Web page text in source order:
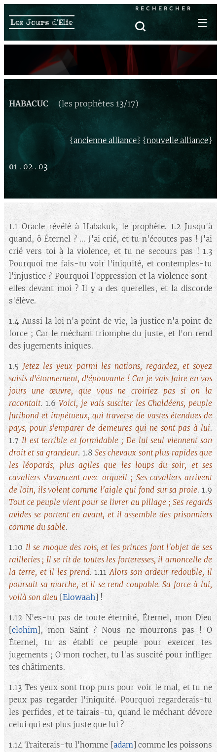
Les Jours d'Elie
RECHERCHER
HABACUC (les prophètes 13/17)
{ancienne alliance} {nouvelle alliance}
01 . 02 . 03
1.1 Oracle révélé à Habakuk, le prophète. 1.2 Jusqu'à
quand, ô Éternel ? ... J'ai crié, et tu n'écoutes pas ! J'ai
crié vers toi à la violence, et tu ne secours pas ! 1.3
Pourquoi me fais-tu voir l'iniquité, et contemples-tu
l'injustice ? Pourquoi l'oppression et la violence sont-
elles devant moi ? Il y a des querelles, et la discorde
s'élève.
1.4 Aussi la loi n'a point de vie, la justice n'a point de
force ; Car le méchant triomphe du juste, et l'on rend
des jugements iniques.
1.5 Jetez les yeux parmi les nations, regardez, et soyez
saisis d'étonnement, d'épouvante ! Car je vais faire en vos
jours une œuvre, que vous ne croiriez pas si on la
racontait. 1.6Voici, je vais susciter les Chaldéens, peuple
furibond et impétueux, qui traverse de vastes étendues de
pays, pour s'emparer de demeures qui ne sont pas à lui.
1.7 Il est terrible et formidable ; De lui seul viennent son
droit et sa grandeur. 1.8Ses chevaux sont plus rapides que
les léopards, plus agiles que les loups du soir, et ses
cavaliers s'avancent avec orgueil ; Ses cavaliers arrivent
de loin, ils volent comme l'aigle qui fond sur sa proie. 1.9
Tout ce peuple vient pour se livrer au pillage ; Ses regards
avides se portent en avant, et il assemble des prisonniers
comme du sable.
1.10 Il se moque des rois, et les princes font l'objet de ses
railleries ; Il se rit de toutes les forteresses, il amoncelle de
la terre, et il les prend. 1.11Alors son ardeur redouble, il
poursuit sa marche, et il se rend coupable. Sa force à lui,
voilà son dieu [Elowaah] !
1.12 N'es-tu pas de toute éternité, Éternel, mon Dieu
[elohim], mon Saint ? Nous ne mourrons pas ! O
Éternel, tu as établi ce peuple pour exercer tes
jugements ; O mon rocher, tu l'as suscité pour infliger
tes châtiments.
1.13 Tes yeux sont trop purs pour voir le mal, et tu ne
peux pas regarder l'iniquité. Pourquoi regarderais-tu
les perfides, et te tairais-tu, quand le méchant dévore
celui qui est plus juste que lui ?
1.14 Traiterais-tu l'homme [adam] comme les poissons